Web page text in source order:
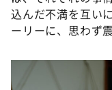
ザキ山小屋本館
アナ回覧板
込んだ不満を互い
ーリーに、思わず